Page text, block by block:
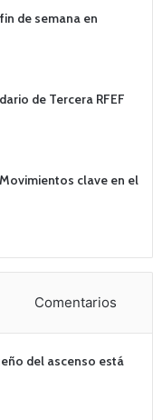
de semana en
de Tercera RFEF
clave en el
Comentarios
del ascenso está